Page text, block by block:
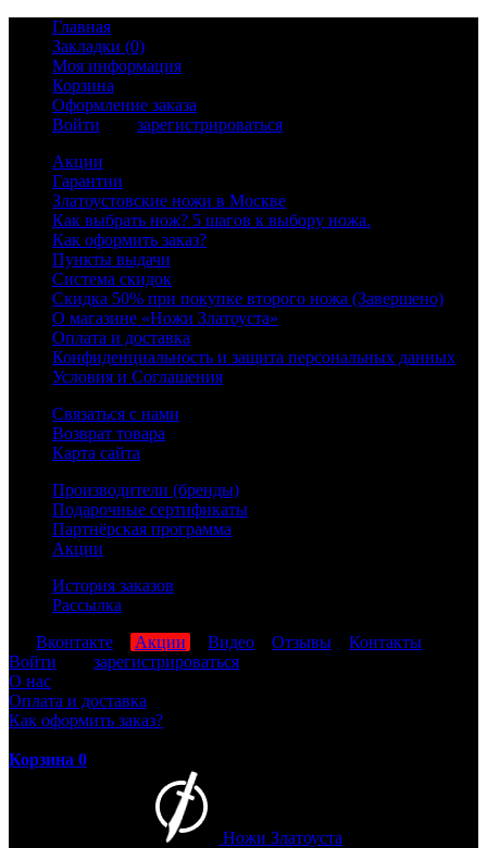
Главная
Закладки (0)
Моя информация
Корзина
Оформление заказа
Войти
зарегистрироваться
Акции
Гарантии
Златоустовские ножи в Москве
Как выбрать нож? 5 шагов к выбору ножа.
Как оформить заказ?
Пункты выдачи
Система скидок
Скидка 50% при покупке второго ножа (Завершено)
О магазине «Ножи Златоуста»
Оплата и доставка
Конфиденциальность и защита персональных данных
Условия и Соглашения
Связаться с нами
Возврат товара
Карта сайта
Производители (бренды)
Подарочные сертификаты
Партнёрская программа
Акции
История заказов
Рассылка
Вконтакте Акции Видео Отзывы
Контакты
Войти
зарегистрироваться
О нас
Оплата и доставка
Как оформить заказ?
Корзина 0
Ножи Златоуста